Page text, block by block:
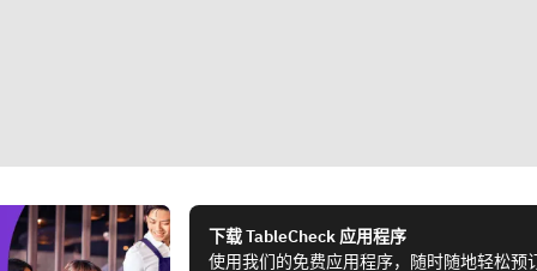
下载 TableCheck 应用程序
使用我们的免费应用程序，随时随地轻松预